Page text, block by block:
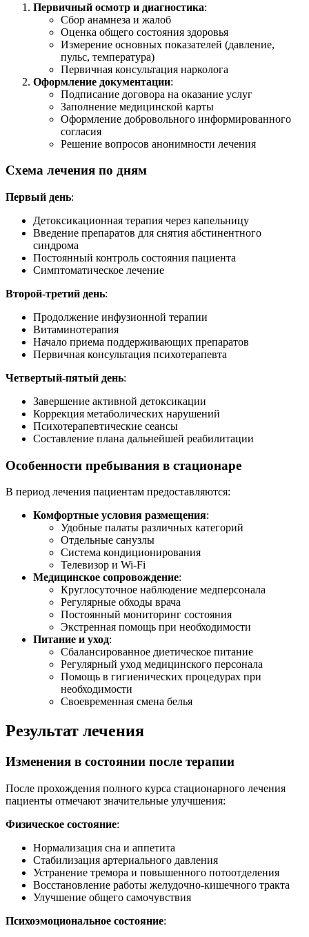
Первичный осмотр и диагностика:
Сбор анамнеза и жалоб
Оценка общего состояния здоровья
Измерение основных показателей (давление,
пульс, температура)
Первичная консультация нарколога
Оформление документации:
Подписание договора на оказание услуг
Заполнение медицинской карты
Оформление добровольного информированного
согласия
Решение вопросов анонимности лечения
Схема лечения по дням
Первый день:
Детоксикационная терапия через капельницу
Введение препаратов для снятия абстинентного
синдрома
Постоянный контроль состояния пациента
Симптоматическое лечение
Второй-третий день:
Продолжение инфузионной терапии
Витаминотерапия
Начало приема поддерживающих препаратов
Первичная консультация психотерапевта
Четвертый-пятый день:
Завершение активной детоксикации
Коррекция метаболических нарушений
Психотерапевтические сеансы
Составление плана дальнейшей реабилитации
Особенности пребывания в стационаре
В период лечения пациентам предоставляются:
Комфортные условия размещения:
Удобные палаты различных категорий
Отдельные санузлы
Система кондиционирования
Телевизор и Wi-Fi
Медицинское сопровождение:
Круглосуточное наблюдение медперсонала
Регулярные обходы врача
Постоянный мониторинг состояния
Экстренная помощь при необходимости
Питание и уход:
Сбалансированное диетическое питание
Регулярный уход медицинского персонала
Помощь в гигиенических процедурах при
необходимости
Своевременная смена белья
Результат лечения
Изменения в состоянии после терапии
После прохождения полного курса стационарного лечения
пациенты отмечают значительные улучшения:
Физическое состояние:
Нормализация сна и аппетита
Стабилизация артериального давления
Устранение тремора и повышенного потоотделения
Восстановление работы желудочно-кишечного тракта
Улучшение общего самочувствия
Психоэмоциональное состояние: